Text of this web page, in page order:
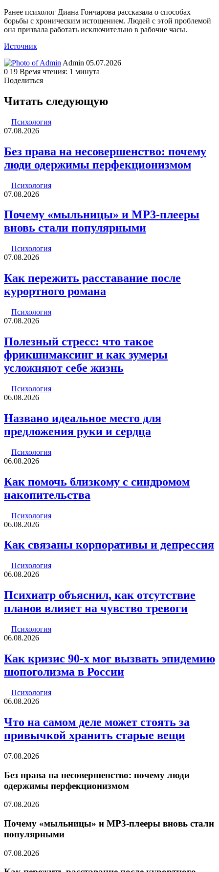
Ранее психолог Диана Гончарова рассказала о способах
борьбы с хроническим истощением. Людей с этой проблемой
она призвала работать исключительно в рабочие часы.
Источник
Admin Send
an
05.07.2026
0 19 Время чтения: 1 минута
Поделиться
через
электронную
Читать следующую
Психология
07.08.2026
Без права на несовершенство: почему
люди одержимы перфекционизмом
Психология
07.08.2026
Почему «мыльницы» и MP3-плееры
вновь стали популярными
Психология
07.08.2026
Как пережить расставание после
курортного романа
Психология
07.08.2026
Полезный стресс: что такое
фрикшнмаксинг и как зумеры
усложняют себе жизнь
Психология
06.08.2026
Названо идеальное место для
предложения руки и сердца
Психология
06.08.2026
Как помочь близкому с синдромом
накопительства
Психология
06.08.2026
Как связаны корпоративы и депрессия
Психология
06.08.2026
Психиатр объяснил, как отсутствие
планов влияет на чувство тревоги
Психология
06.08.2026
Как кризис 90-х мог вызвать эпидемию
шопоголизма в России
Психология
06.08.2026
Что на самом деле может стоять за
привычкой хранить старые вещи
07.08.2026
Без права на несовершенство: почему люди
одержимы перфекционизмом
07.08.2026
Почему «мыльницы» и MP3-плееры вновь стали
популярными
07.08.2026